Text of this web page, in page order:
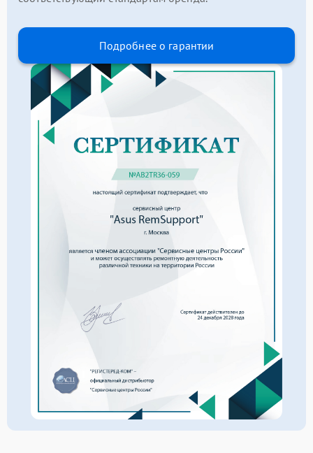
Подробнее о гарантии